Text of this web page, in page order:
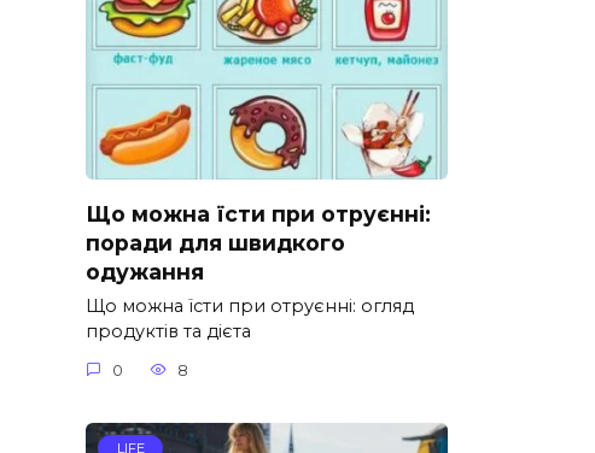
Що можна їсти при отруєнні:
поради для швидкого
одужання
Що можна їсти при отруєнні: огляд
продуктів та дієта
0 8
LIFE